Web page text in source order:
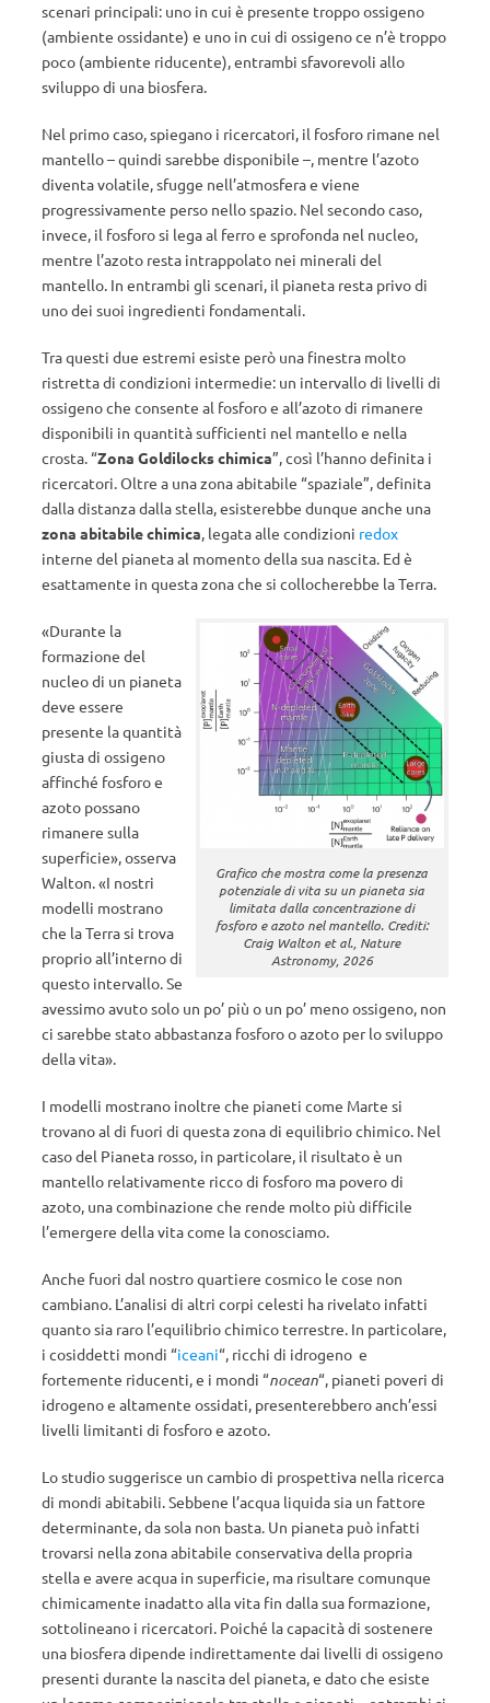
scenari principali: uno in cui è presente troppo ossigeno
(ambiente ossidante) e uno in cui di ossigeno ce n’è troppo
poco (ambiente riducente), entrambi sfavorevoli allo
sviluppo di una biosfera.
Nel primo caso, spiegano i ricercatori, il fosforo rimane nel
mantello – quindi sarebbe disponibile –, mentre l’azoto
diventa volatile, sfugge nell’atmosfera e viene
progressivamente perso nello spazio. Nel secondo caso,
invece, il fosforo si lega al ferro e sprofonda nel nucleo,
mentre l’azoto resta intrappolato nei minerali del
mantello. In entrambi gli scenari, il pianeta resta privo di
uno dei suoi ingredienti fondamentali.
Tra questi due estremi esiste però una finestra molto
ristretta di condizioni intermedie: un intervallo di livelli di
ossigeno che consente al fosforo e all’azoto di rimanere
disponibili in quantità sufficienti nel mantello e nella
crosta. “Zona Goldilocks chimica”, così l’hanno definita i
ricercatori. Oltre a una zona abitabile “spaziale”, definita
dalla distanza dalla stella, esisterebbe dunque anche una
zona abitabile chimica, legata alle condizioni redox
interne del pianeta al momento della sua nascita. Ed è
esattamente in questa zona che si collocherebbe la Terra.
Grafico che mostra come la presenza
potenziale di vita su un pianeta sia
limitata dalla concentrazione di
fosforo e azoto nel mantello. Crediti:
Craig Walton et al., Nature
Astronomy, 2026
«Durante la
formazione del
nucleo di un pianeta
deve essere
presente la quantità
giusta di ossigeno
affinché fosforo e
azoto possano
rimanere sulla
superficie», osserva
Walton. «I nostri
modelli mostrano
che la Terra si trova
proprio all’interno di
questo intervallo. Se
avessimo avuto solo un po’ più o un po’ meno ossigeno, non
ci sarebbe stato abbastanza fosforo o azoto per lo sviluppo
della vita».
I modelli mostrano inoltre che pianeti come Marte si
trovano al di fuori di questa zona di equilibrio chimico. Nel
caso del Pianeta rosso, in particolare, il risultato è un
mantello relativamente ricco di fosforo ma povero di
azoto, una combinazione che rende molto più difficile
l’emergere della vita come la conosciamo.
Anche fuori dal nostro quartiere cosmico le cose non
cambiano. L’analisi di altri corpi celesti ha rivelato infatti
quanto sia raro l’equilibrio chimico terrestre. In particolare,
i cosiddetti mondi “iceani“, ricchi di idrogeno e
fortemente riducenti, e i mondi “nocean“, pianeti poveri di
idrogeno e altamente ossidati, presenterebbero anch’essi
livelli limitanti di fosforo e azoto.
Lo studio suggerisce un cambio di prospettiva nella ricerca
di mondi abitabili. Sebbene l’acqua liquida sia un fattore
determinante, da sola non basta. Un pianeta può infatti
trovarsi nella zona abitabile conservativa della propria
stella e avere acqua in superficie, ma risultare comunque
chimicamente inadatto alla vita fin dalla sua formazione,
sottolineano i ricercatori. Poiché la capacità di sostenere
una biosfera dipende indirettamente dai livelli di ossigeno
presenti durante la nascita del pianeta, e dato che esiste